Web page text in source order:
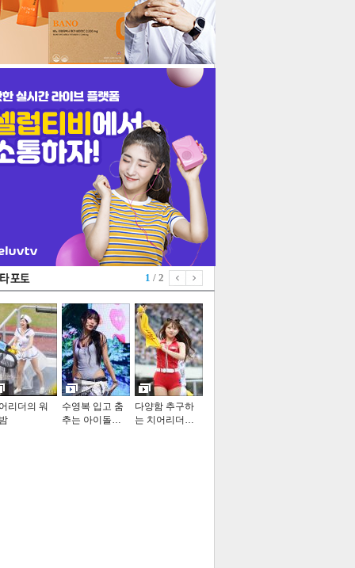
1 / 2
리더의 워
수영복 입고 춤
추는 아이돌…
다양함 추구하
는 치어리더…